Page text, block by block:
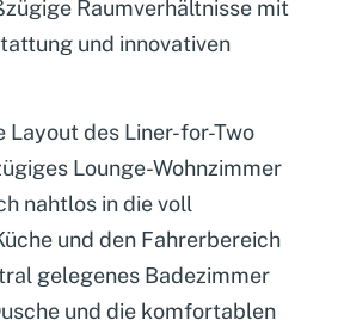
Raumverhältnisse mit
und innovativen
Layout des Liner-for-Two
Lounge-Wohnzimmer
nahtlos in die voll
und den Fahrerbereich
gelegenes Badezimmer
und die komfortablen